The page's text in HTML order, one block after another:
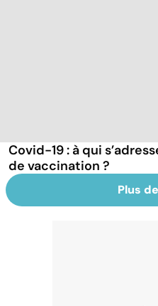
Covid-19 : à qui
de vaccination ?
Plus